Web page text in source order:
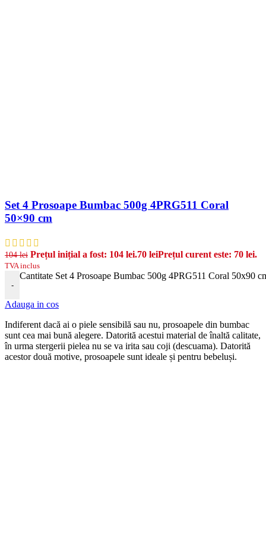
Set 4 Prosoape Bumbac 500g 4PRG511 Coral
50×90 cm
104lei Prețul inițial a fost: 104 lei.70 leiPrețul curent este: 70 lei.
TVA inclus
-
Cantitate Set 4 Prosoape Bumbac 500g 4PRG511 Coral 50x90
Adauga in cos
Indiferent dacă ai o piele sensibilă sau nu, prosoapele din bumbac
sunt cea mai bună alegere. Datorită acestui material de înaltă calitate,
în urma stergerii pielea nu se va irita sau coji (descuama). Datorită
acestor două motive, prosoapele sunt ideale și pentru bebeluși.